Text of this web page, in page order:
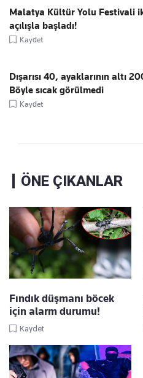
Malatya Kültür Yolu Festivali
açılışla başladı!
Kaydet
Dışarısı 40, ayaklarının altı
Böyle sıcak görülmedi
Kaydet
ÖNE ÇIKANLAR
Fındık düşmanı böcek
için alarm durumu!
Kaydet